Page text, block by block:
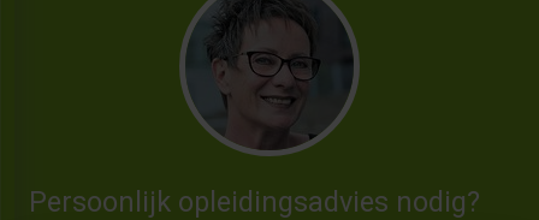
Persoonlijk opleidingsadvies nodig?